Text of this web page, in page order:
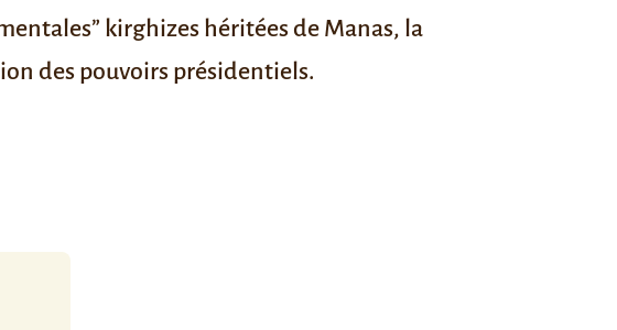
kirghizes héritées de Manas, la
des pouvoirs présidentiels.